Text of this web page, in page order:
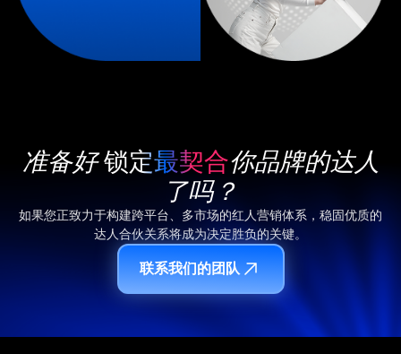
准备好锁定最契合你品牌的达人
了吗？
如果您正致力于构建跨平台、多市场的红人营销体系，稳固优质的
达人合伙关系将成为决定胜负的关键。
联系我们的团队